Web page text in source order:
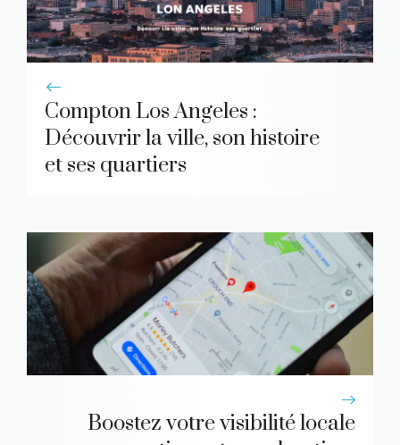
Compton Los Angeles :
Découvrir la ville, son histoire
et ses quartiers
Boostez votre visibilité locale